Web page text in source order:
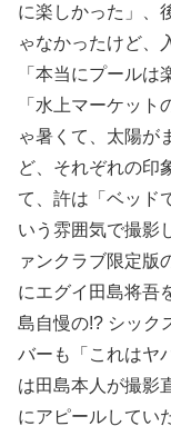
に楽しかった」、
ゃなかったけど、
「本当にプールは
「水上マーケッ
ゃ暑くて、太陽が
ど、それぞれの印
て、許は「ベッド
いう雰囲気で撮影
ァンクラブ限定版
にエグイ田島将吾
島自慢の!? シック
バーも「これはヤ
は田島本人が撮影
にアピールしてい